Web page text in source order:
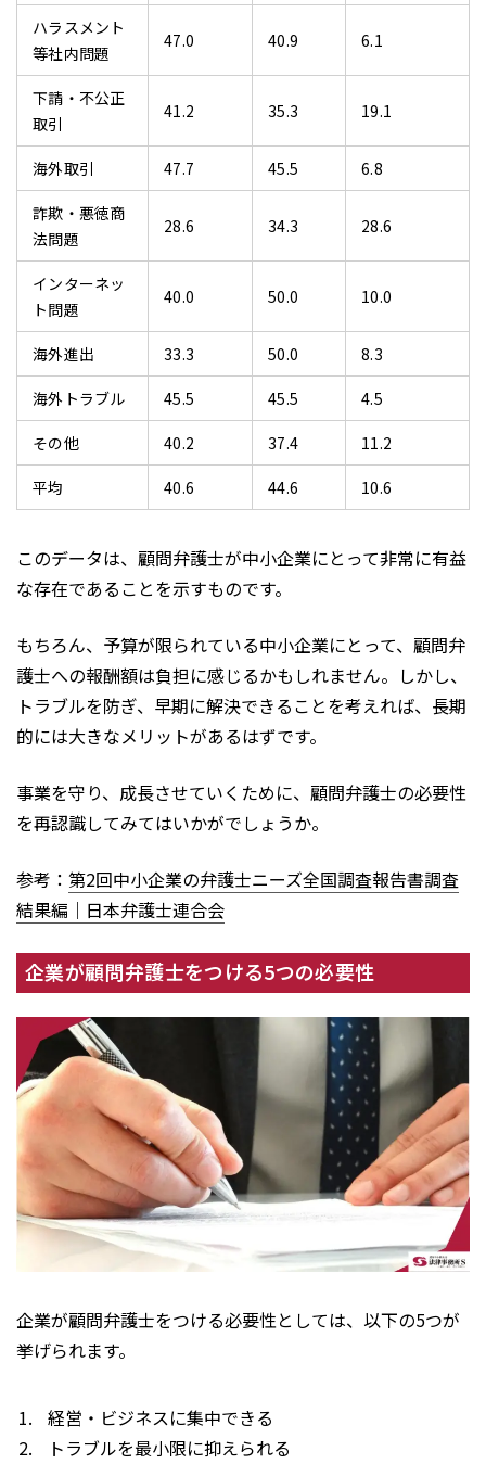
ハラスメント
等社内問題
47.0 40.9 6.1
下請・不公正
取引
41.2 35.3 19.1
海外取引 47.7 45.5 6.8
詐欺・悪徳商
法問題
28.6 34.3 28.6
インターネッ
ト問題
40.0 50.0 10.0
海外進出 33.3 50.0 8.3
海外トラブル 45.5 45.5 4.5
その他 40.2 37.4 11.2
平均 40.6 44.6 10.6
このデータは、顧問弁護士が中小企業にとって非常に有益
な存在であることを示すものです。
もちろん、予算が限られている中小企業にとって、顧問弁
護士への報酬額は負担に感じるかもしれません。しかし、
トラブルを防ぎ、早期に解決できることを考えれば、長期
的には大きなメリットがあるはずです。
事業を守り、成長させていくために、顧問弁護士の必要性
を再認識してみてはいかがでしょうか。
参考： 第2回中小企業の弁護士ニーズ全国調査報告書調査
結果編｜日本弁護士連合会
企業が顧問弁護士をつける5つの必要性
企業が顧問弁護士をつける必要性としては、以下の5つが
挙げられます。
経営・ビジネスに集中できる
トラブルを最小限に抑えられる